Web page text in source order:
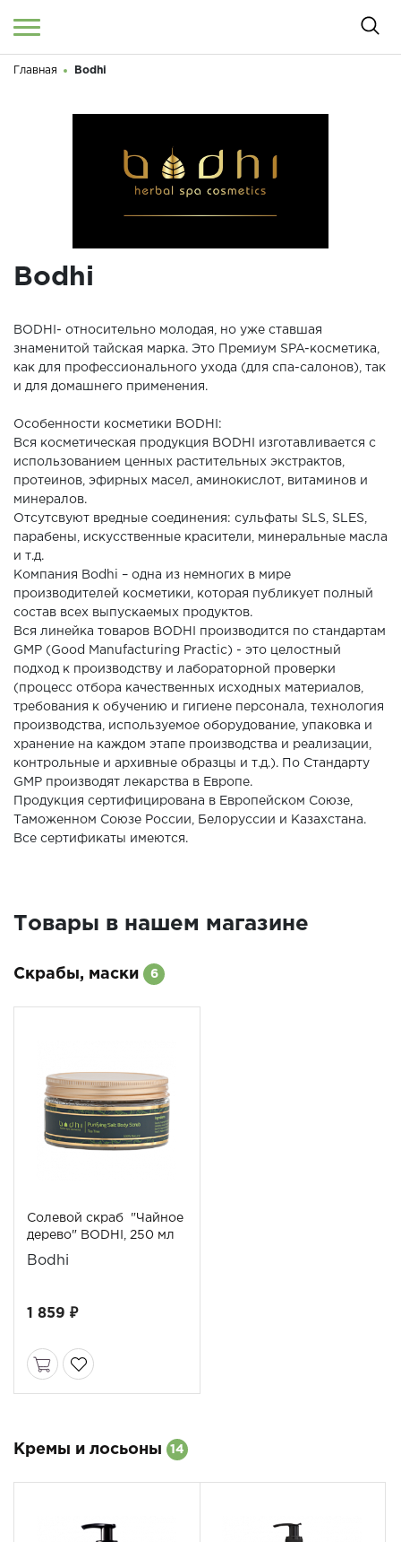
ДОСТАВКА И ОПЛАТА
Главная Bodhi
Bodhi
BODHI- относительно молодая, но уже ставшая
знаменитой тайская марка. Это Премиум SPA-косметика,
как для профессионального ухода (для спа-салонов), так
и для домашнего применения.
Особенности косметики BODHI:
Вся косметическая продукция BODHI изготавливается с
использованием ценных растительных экстрактов,
протеинов, эфирных масел, аминокислот, витаминов и
минералов.
Отсутсвуют вредные соединения: сульфаты SLS, SLES,
парабены, искусственные красители, минеральные масла
и т.д.
Компания Bodhi – одна из немногих в мире
производителей косметики, которая публикует полный
состав всех выпускаемых продуктов.
Вся линейка товаров BODHI производится по стандартам
GMP (Good Manufacturing Practic) - это целостный
подход к производству и лабораторной проверки
(процесс отбора качественных исходных материалов,
требования к обучению и гигиене персонала, технология
производства, используемое оборудование, упаковка и
хранение на каждом этапе производства и реализации,
контрольные и архивные образцы и т.д.). По Стандарту
GMP производят лекарства в Европе.
Продукция сертифицирована в Европейском Союзе,
Таможенном Союзе России, Белоруссии и Казахстана.
Все сертификаты имеются.
Товары в нашем магазине
Скрабы, маски 6
Солевой скраб "Чайное
дерево" BODHI, 250 мл
Bodhi
1 859 ₽
Кремы и лосьоны 14